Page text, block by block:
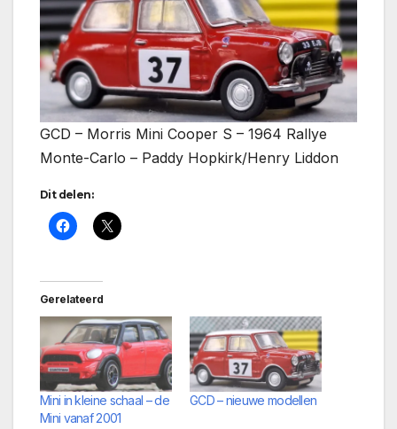
GCD – Morris Mini Cooper S – 1964 Rallye
Monte-Carlo – Paddy Hopkirk/Henry Liddon
Dit delen:
Gerelateerd
Mini in kleine schaal – de
Mini vanaf 2001
GCD – nieuwe modellen